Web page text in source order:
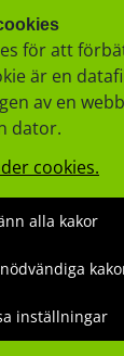
för att
är en
av en
dator.
cookies.
alla kakor
inställningar